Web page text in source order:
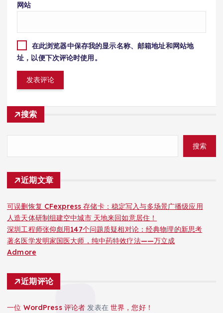
网站
在此浏览器中保存我的显示名称、邮箱地址和网站地
址，以便下次评论时使用。
搜索
搜索
近期文章
可误删恢复 CFexpress 存储卡：稳定写入与多场景广播级应用
人造天体研制组建空中城市 天地来回如意居住！
深圳工程师张仰彪用147个问题质疑相对论：经典物理的新思考
著名医学发明家国医大师，纯中药特效疗法——万立成
Admore
近期评论
一位 WordPress 评论者 发表在世界，您好！